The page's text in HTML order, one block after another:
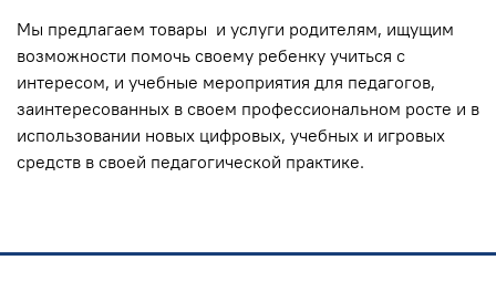
Мы предлагаем товары и услуги родителям, ищущим
возможности помочь своему ребенку учиться с
интересом, и учебные мероприятия для педагогов,
заинтересованных в своем профессиональном росте и в
использовании новых цифровых, учебных и игровых
средств в своей педагогической практике.